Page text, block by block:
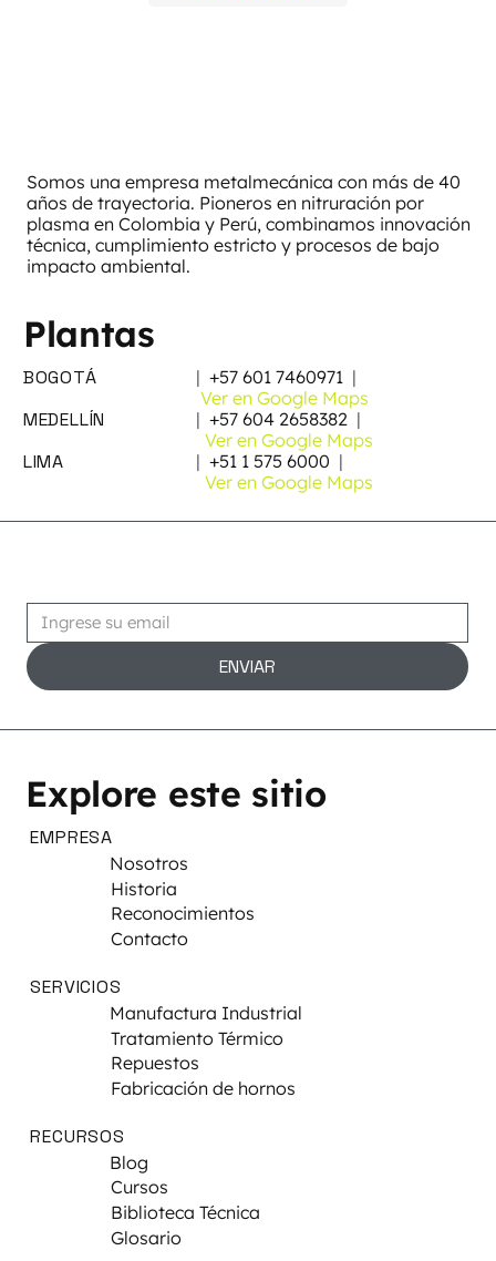
Somos una empresa metalmecánica con más de 40
años de trayectoria. Pioneros en nitruración por
plasma en Colombia y Perú, combinamos innovación
técnica, cumplimiento estricto y procesos de bajo
impacto ambiental.
Plantas
BOGOTÁ | +57 601 7460971 |
Ver en Google Maps
MEDELLÍN | +57 604 2658382 |
Ver en Google Maps
LIMA | +51 1 575 6000 |
Ver en Google Maps
ENVIAR
Explore este sitio
EMPRESA
Nosotros
Historia
Reconocimientos
Contacto
SERVICIOS
Manufactura Industrial
Tratamiento Térmico
Repuestos
Fabricación de hornos
RECURSOS
Blog
Cursos
Biblioteca Técnica
Glosario